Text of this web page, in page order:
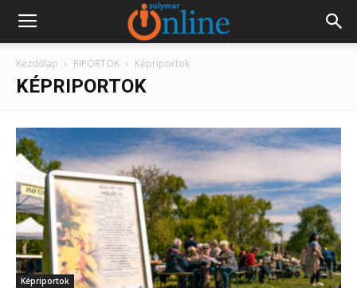
Kezdőlap RIPORTOK Képriportok
KÉPRIPORTOK
Képriportok